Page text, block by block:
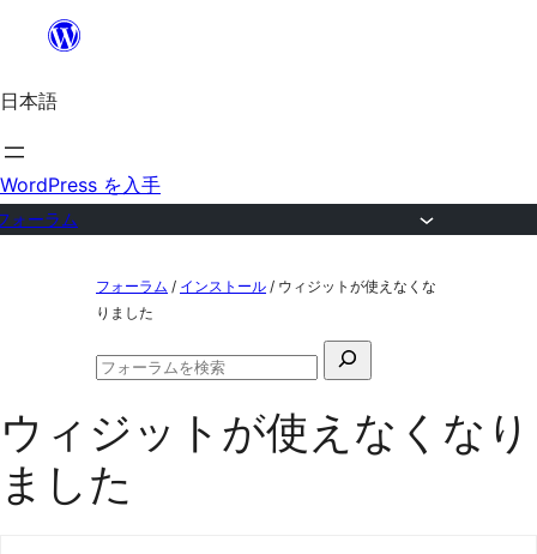
を
ス
キ
ッ
日本語
WordPress を入手
ォーラム
ツ
へ
ス
フォーラム / インストール / ウィジットが使えなくな
りました
検
対
象:
フ
ー
ラ
ウィジットが使えなくなり
ました